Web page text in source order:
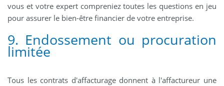
vous et votre expert compreniez toutes les questions en jeu
pour assurer le bien-être financier de votre entreprise.
9. Endossement ou procuration
limitée
Tous les contrats d'affacturage donnent à l'affactureur une